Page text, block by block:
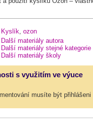
Kyslík ozon
Další materiály autora
Další materiály stejné kategorie
Další materiály školy
s využitím ve výuce
musíte být přihlášeni